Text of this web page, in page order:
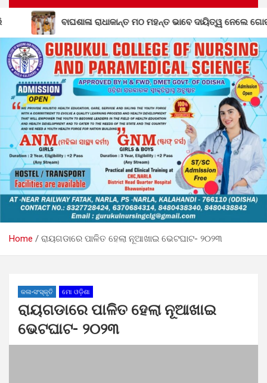
ମଠ ମହନ୍ତ ଭାବେ ଦାୟିତ୍ୱ ନେଲେ ଗୋପାଳ ଦାସଜୀ ମହାରାଜ
Home ରାୟଗଡାରେ ପାଳିତ ହେଲା ନୂଆଖାଇ ଭେଟଘାଟ- ୨୦୨୩
କଳା-ସଂସ୍କୃତି ମୋ ଓଡ଼ିଶା
ରାୟଗଡାରେ ପାଳିତ ହେଲା ନୂଆଖାଇ
ଭେଟଘାଟ- ୨୦୨୩